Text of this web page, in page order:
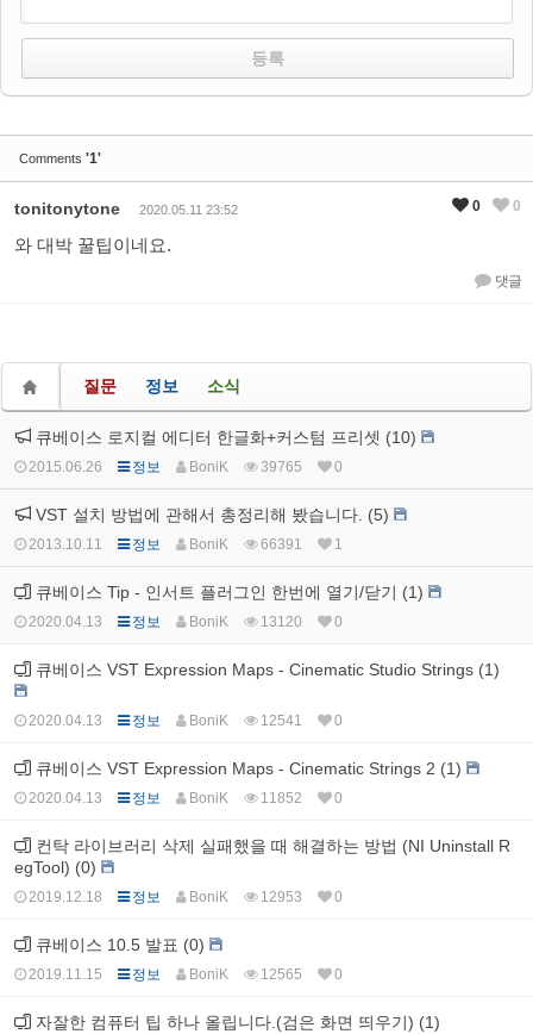
Comments '1'
tonitonytone 2020.05.11 23:52
와 대박 꿀팁이네요.
댓글
0 0
질문 정보 소식
큐베이스 로지컬 에디터 한글화+커스텀 프리셋 (10)
2015.06.26 정보 BoniK 39765 0
VST 설치 방법에 관해서 총정리해 봤습니다. (5)
2013.10.11 정보 BoniK 66391 1
큐베이스 Tip - 인서트 플러그인 한번에 열기/닫기 (1)
2020.04.13 정보 BoniK 13120 0
큐베이스 VST Expression Maps - Cinematic Studio Strings (1)
2020.04.13 정보 BoniK 12541 0
큐베이스 VST Expression Maps - Cinematic Strings 2 (1)
2020.04.13 정보 BoniK 11852 0
컨탁 라이브러리 삭제 실패했을 때 해결하는 방법 (NI Uninstall R
egTool) (0)
2019.12.18 정보 BoniK 12953 0
큐베이스 10.5 발표 (0)
2019.11.15 정보 BoniK 12565 0
자잘한 컴퓨터 팁 하나 올립니다.(검은 화면 띄우기) (1)